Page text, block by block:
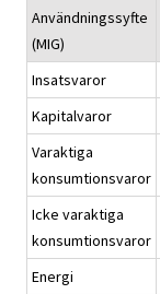
Användningssyfte
(MIG)
Insatsvaror
Kapitalvaror
Varaktiga
konsumtionsvaror
Icke varaktiga
konsumtionsvaror
Energi